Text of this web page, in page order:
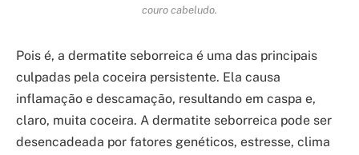
couro cabeludo.
Pois é, a dermatite seborreica é uma das principais
culpadas pela coceira persistente. Ela causa
inflamação e descamação, resultando em caspa e,
claro, muita coceira. A dermatite seborreica pode ser
desencadeada por fatores genéticos, estresse, clima